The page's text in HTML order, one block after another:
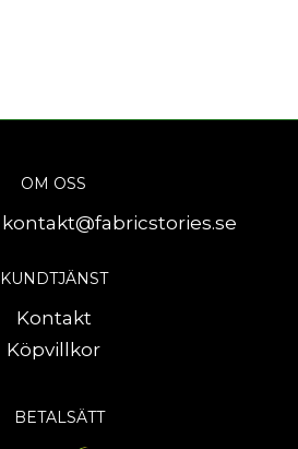
OM OSS
kontakt@fabricstories.se
KUNDTJÄNST
Kontakt
Köpvillkor
BETALSÄTT